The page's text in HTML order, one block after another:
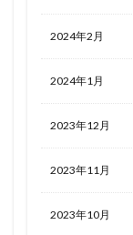
2024年2月
2024年1月
2023年12月
2023年11月
2023年10月